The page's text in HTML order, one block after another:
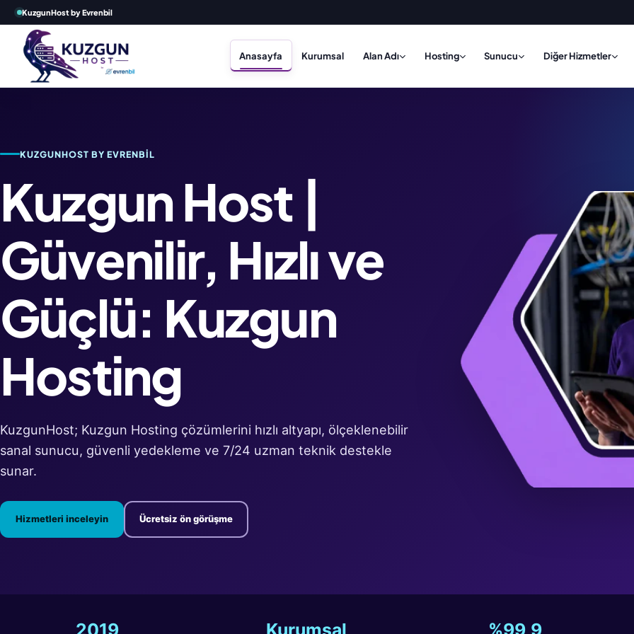
KuzgunHost by Evrenbil
Anasayfa Kurumsal Alan Adı Hosting Sunucu Diğer Hizmetler
KUZGUNHOST BY EVRENBIL
Kuzgun Host |
Güvenilir, Hızlı ve
Güçlü: Kuzgun
Hosting
KuzgunHost; Kuzgun Hosting çözümlerini hızlı altyapı, ölçeklenebilir
sanal sunucu, güvenli yedekleme ve 7/24 uzman teknik destekle
sunar.
Hizmetleri inceleyin Ücretsiz ön görüşme
2019 Kurumsal %99,9